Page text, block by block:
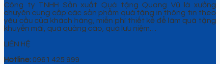
Công ty TNHH Sản xuất Quà tặng Quang Vũ là xưởng
chuyên cung cấp các sản phẩm quà tặng in thông tin theo
yêu cầu của khách hàng, miễn phí thiết kế để làm quà tặng
khuyến mãi, quà quảng cáo, quà lưu niệm…
LIÊN HỆ
Hotline: 0961 425 999